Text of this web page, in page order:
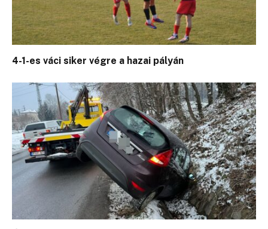
4-1-es váci siker végre a hazai pályán